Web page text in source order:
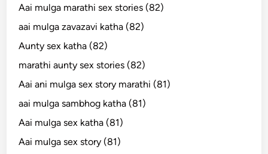
Aai mulga marathi sex stories (82)
aai mulga zavazavi katha (82)
Aunty sex katha (82)
marathi aunty sex stories (82)
Aai ani mulga sex story marathi (81)
aai mulga sambhog katha (81)
Aai mulga sex katha (81)
Aai mulga sex story (81)